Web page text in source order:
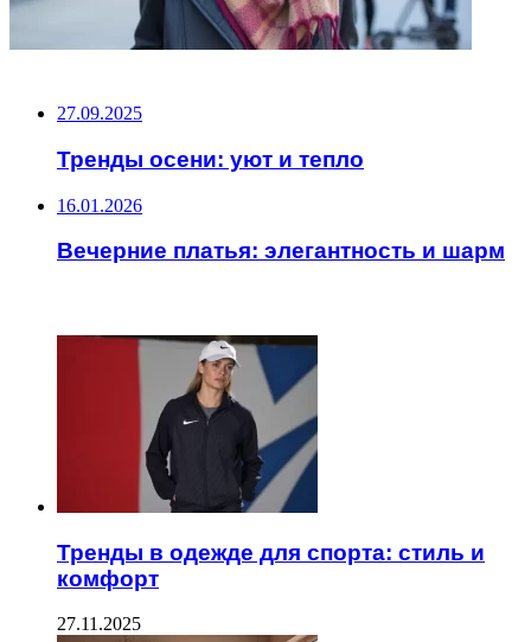
27.09.2025
Тренды осени: уют и тепло
16.01.2026
Вечерние платья: элегантность и шарм
Тренды в одежде для спорта: стиль и
комфорт
27.11.2025